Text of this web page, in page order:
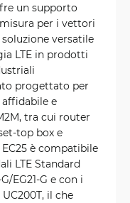
un supporto
per i vettori
versatile
LTE in prodotti
progettato per
e
tra cui router
top box e
è compatibile
LTE Standard
EG21-G e con i
il che